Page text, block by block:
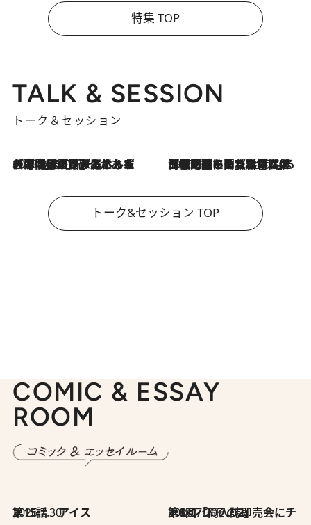
特集 TOP
TALK & SESSION
トーク＆セッション
2026.8.3
「今後値上げがあるとすれば…」「リスクがあるのは今年の冬」エネルギー専門家が語る、ホルムズ海峡封鎖が家庭にもたらす“ある心配” 2026.8.3
「住宅建てられない…」「サーチャージ料の高値が続いている」ホルムズ海峡封鎖による影響はいつまで続く？《エネルギー専門家に聞く“どうなる日本の暮らし”》
トーク&セッション TOP
COMIC & ESSAY
ROOM
2026.7.30
第15話 アイス 2026.7.30
第8回「同人誌即売会にチャレンジ その2」